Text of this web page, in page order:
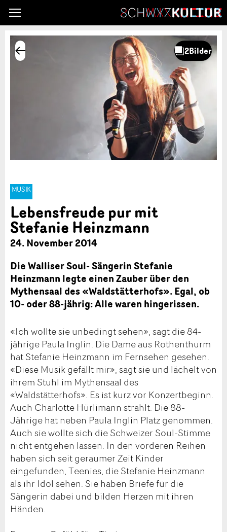
MUSIK
Lebensfreude pur mit
Stefanie Heinzmann
24. November 2014
Die Walliser Soul- Sängerin Stefanie
Heinzmann legte einen Zauber über den
Mythensaal des «Waldstätterhofs». Egal, ob
10- oder 88-jährig: Alle waren hingerissen.
«Ich wollte sie unbedingt sehen», sagt die 84-
jährige Paula Inglin. Die Dame aus Rothenthurm
hat Stefanie Heinzmann im Fernsehen gesehen.
«Diese Musik gefällt mir», sagt sie und lächelt von
ihrem Stuhl im Mythensaal des
«Waldstätterhofs». Es ist kurz vor Konzertbeginn.
Auch Charlotte Hürlimann strahlt. Die 88-
Jährige hat neben Paula Inglin Platz genommen.
Auch sie wollte sich die Schweizer Soul-Stimme
nicht entgehen lassen. In den vorderen Reihen
haben sich seit geraumer Zeit Kinder
eingefunden, Teenies, die Stefanie Heinzmann
als ihr Idol sehen. Sie haben Briefe für die
Sängerin dabei und bilden Herzen mit ihren
Händen.